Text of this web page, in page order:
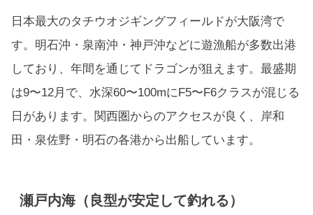
日本最大のタチウオジギングフィールドが大阪湾で
す。明石沖・泉南沖・神戸沖などに遊漁船が多数出港
しており、年間を通じてドラゴンが狙えます。最盛期
は9〜12月で、水深60〜100mにF5〜F6クラスが混じる
日があります。関西圏からのアクセスが良く、岸和
田・泉佐野・明石の各港から出船しています。
瀬戸内海（良型が安定して釣れる）